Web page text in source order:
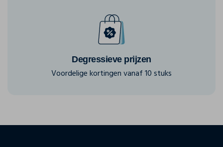
Degressieve prijzen
Voordelige kortingen vanaf 10 stuks